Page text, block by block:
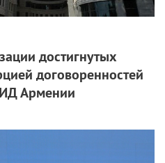
достигнутых
договоренностей
Армении